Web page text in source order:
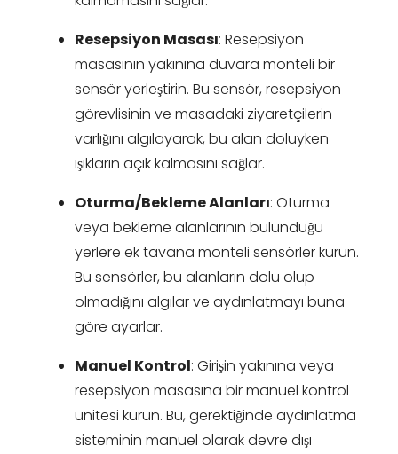
Resepsiyon Masası: Resepsiyon
masasının yakınına duvara monteli bir
sensör yerleştirin. Bu sensör, resepsiyon
görevlisinin ve masadaki ziyaretçilerin
varlığını algılayarak, bu alan doluyken
ışıkların açık kalmasını sağlar.
Oturma/Bekleme Alanları: Oturma
veya bekleme alanlarının bulunduğu
yerlere ek tavana monteli sensörler kurun.
Bu sensörler, bu alanların dolu olup
olmadığını algılar ve aydınlatmayı buna
göre ayarlar.
Manuel Kontrol: Girişin yakınına veya
resepsiyon masasına bir manuel kontrol
ünitesi kurun. Bu, gerektiğinde aydınlatma
sisteminin manuel olarak devre dışı